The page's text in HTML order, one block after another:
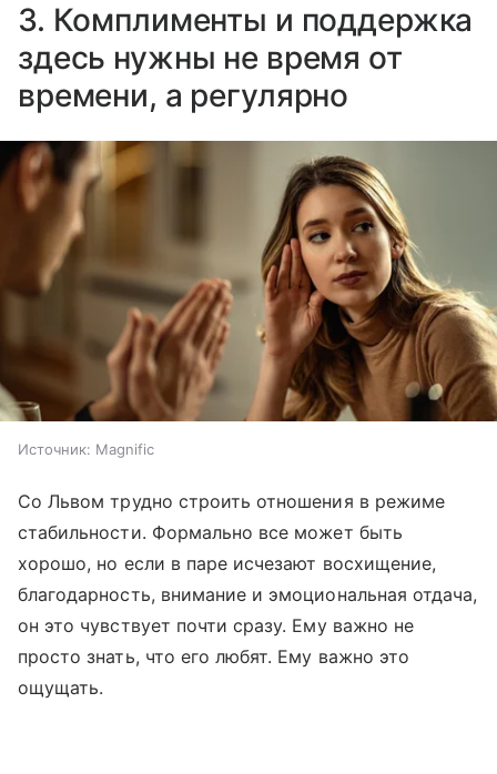
3. Комплименты и поддержка
здесь нужны не время от
времени, а регулярно
Источник: Magnific
Со Львом трудно строить отношения в режиме
стабильности. Формально все может быть
хорошо, но если в паре исчезают восхищение,
благодарность, внимание и эмоциональная отдача,
он это чувствует почти сразу. Ему важно не
просто знать, что его любят. Ему важно это
ощущать.